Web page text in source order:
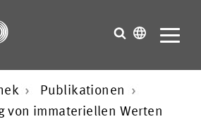
Publikationen
von immateriellen Werten